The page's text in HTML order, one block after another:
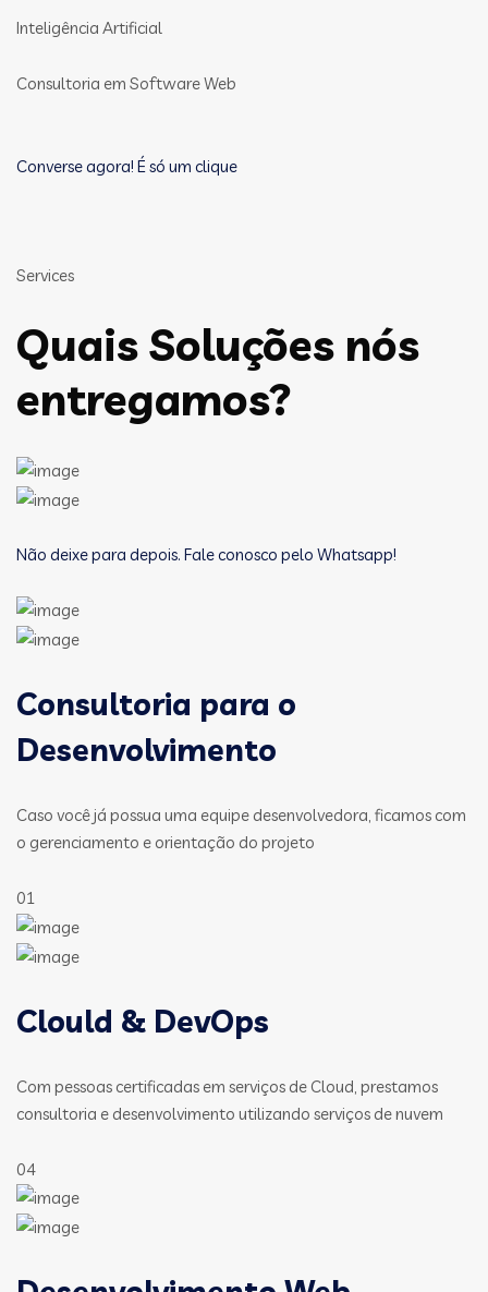
Inteligência Artificial
Consultoria em Software Web
Converse agora! É só um clique
Services
Quais Soluções nós
entregamos?
Não deixe para depois. Fale conosco pelo Whatsapp!
Consultoria para o
Desenvolvimento
Caso você já possua uma equipe desenvolvedora, ficamos com
o gerenciamento e orientação do projeto
01
Clould & DevOps
Com pessoas certificadas em serviços de Cloud, prestamos
consultoria e desenvolvimento utilizando serviços de nuvem
04